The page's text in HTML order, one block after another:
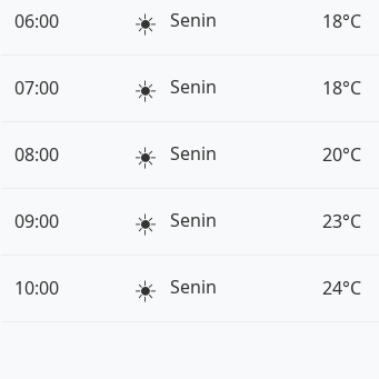
06:00 ☀️ Senin 18°C
07:00 ☀️ Senin 18°C
08:00 ☀️ Senin 20°C
09:00 ☀️ Senin 23°C
10:00 ☀️ Senin 24°C